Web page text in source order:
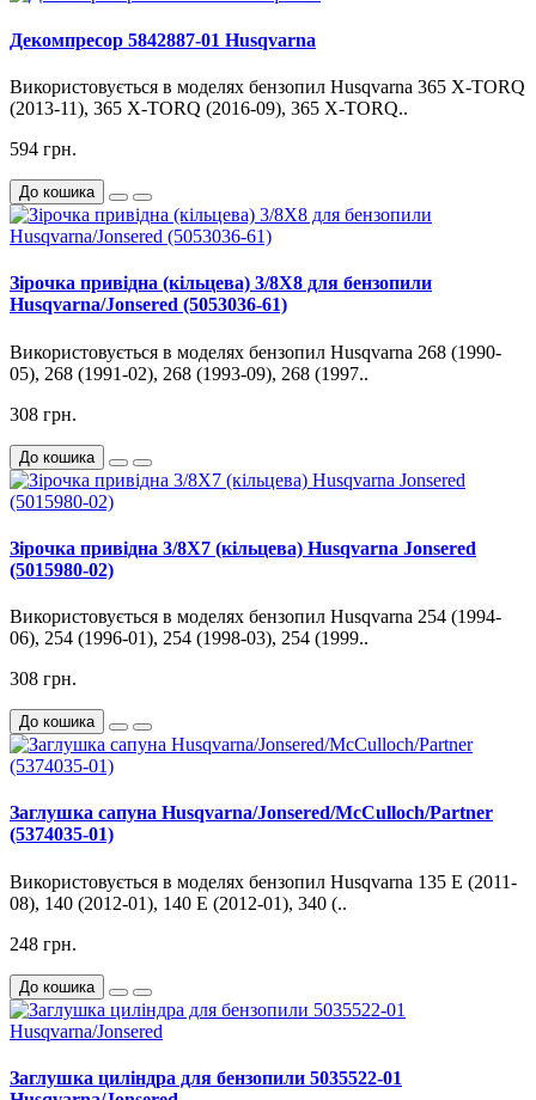
Декомпресор 5842887-01 Husqvarna
Використовується в моделях бензопил Husqvarna 365 X-TORQ
(2013-11), 365 X-TORQ (2016-09), 365 X-TORQ..
594 грн.
До кошика
Зірочка привідна (кільцева) 3/8X8 для бензопили
Husqvarna/Jonsered (5053036-61)
Використовується в моделях бензопил Husqvarna 268 (1990-
05), 268 (1991-02), 268 (1993-09), 268 (1997..
308 грн.
До кошика
Зірочка привідна 3/8X7 (кільцева) Husqvarna Jonsered
(5015980-02)
Використовується в моделях бензопил Husqvarna 254 (1994-
06), 254 (1996-01), 254 (1998-03), 254 (1999..
308 грн.
До кошика
Заглушка сапуна Husqvarna/Jonsered/McCulloch/Partner
(5374035-01)
Використовується в моделях бензопил Husqvarna 135 E (2011-
08), 140 (2012-01), 140 E (2012-01), 340 (..
248 грн.
До кошика
Заглушка циліндра для бензопили 5035522-01